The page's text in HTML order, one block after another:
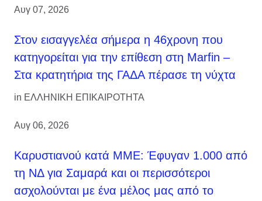
Αυγ 07, 2026
Στον εισαγγελέα σήμερα η 46χρονη που
κατηγορείται για την επίθεση στη Marfin –
Στα κρατητήρια της ΓΑΔΑ πέρασε τη νύχτα
in ΕΛΛΗΝΙΚΗ ΕΠΙΚΑΙΡΟΤΗΤΑ
Αυγ 06, 2026
Καρυστιανού κατά ΜΜΕ: Έφυγαν 1.000 από
τη ΝΔ για Σαμαρά και οι περισσότεροι
ασχολούνται με ένα μέλος μας από το